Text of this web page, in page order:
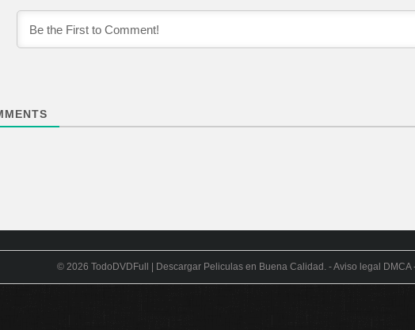
© 2026 TodoDVDFull | Descargar Peliculas en Buena Calidad . -Aviso legal DMCA